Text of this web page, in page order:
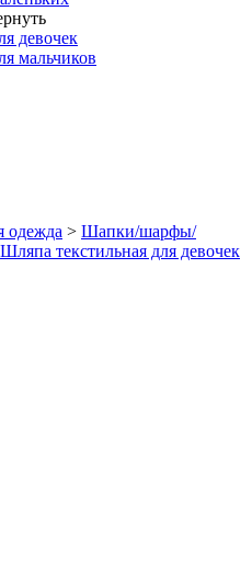
девочек
мальчиков
одежда > Шапки/шарфы/
Шляпа текстильная для девочек